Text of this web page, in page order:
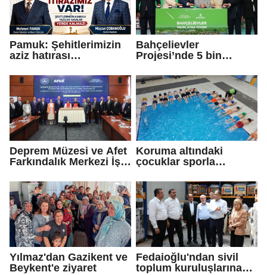
Pamuk: Şehitlerimizin
aziz hatırası
gazilerimizin
fedakârlıkları
gölgelenmesin
Bahçelievler
Projesi’nde 5 bin
Deprem Müzesi ve Afet
Farkındalık Merkezi İş
Koruma altındaki
çocuklar sporla
Yılmaz'dan Gazikent ve
Beykent'e ziyaret
Fedaioğlu'ndan sivil
toplum kuruluşlarına